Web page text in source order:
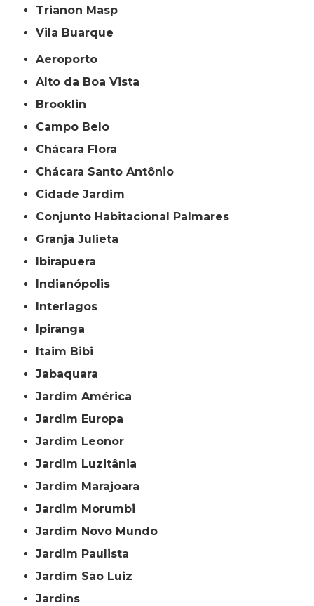
Trianon Masp
Vila Buarque
Aeroporto
Alto da Boa Vista
Brooklin
Campo Belo
Chácara Flora
Chácara Santo Antônio
Cidade Jardim
Conjunto Habitacional Palmares
Granja Julieta
Ibirapuera
Indianópolis
Interlagos
Ipiranga
Itaim Bibi
Jabaquara
Jardim América
Jardim Europa
Jardim Leonor
Jardim Luzitânia
Jardim Marajoara
Jardim Morumbi
Jardim Novo Mundo
Jardim Paulista
Jardim São Luiz
Jardins